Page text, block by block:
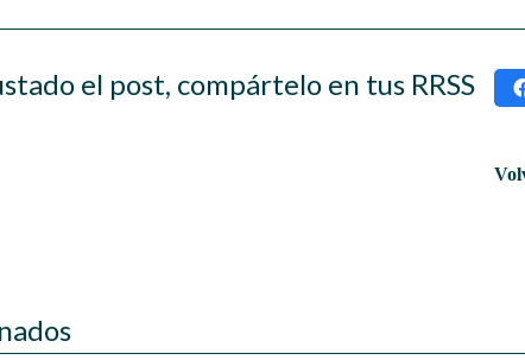
el post, compártelo en tus RRSS